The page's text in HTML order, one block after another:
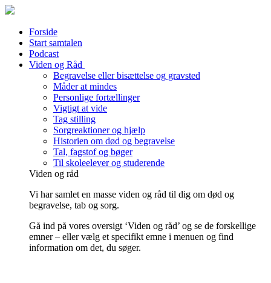
Forside
Start samtalen
Podcast
Viden og Råd
Begravelse eller bisættelse og gravsted
Måder at mindes
Personlige fortællinger
Vigtigt at vide
Tag stilling
Sorgreaktioner og hjælp
Historien om død og begravelse
Tal, fagstof og bøger
Til skoleelever og studerende
Viden og råd
Vi har samlet en masse viden og råd til dig om død og
begravelse, tab og sorg.
Gå ind på vores oversigt ‘Viden og råd’ og se de forskellige
emner – eller vælg et specifikt emne i menuen og find
information om det, du søger.